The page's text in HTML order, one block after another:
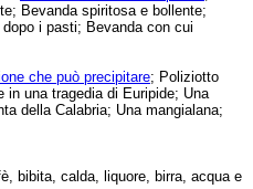
Bevanda spiritosa e bollente;
i pasti; Bevanda con cui
che può precipitare; Poliziotto
in una tragedia di Euripide; Una
della Calabria; Una mangialana;
bibita, calda, liquore, birra, acqua e